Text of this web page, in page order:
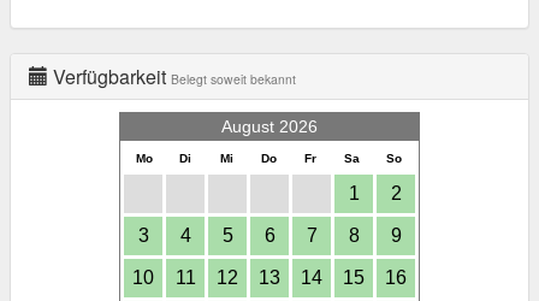
Verfügbarkeit Belegt soweit bekannt
August 2026
Mo Di Mi Do Fr Sa So
1 2
3 4 5 6 7 8 9
10 11 12 13 14 15 16